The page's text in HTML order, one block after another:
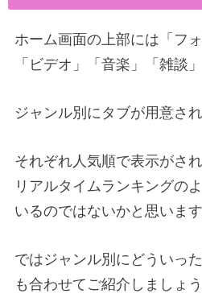
ホーム画面の上部には「フ
「ビデオ」「音楽」「雑談
ジャンル別にタブが用意され
それぞれ人気順で表示がさ
リアルタイムランキングの
いるのではないかと思います
ではジャンル別にどういっ
も合わせてご紹介しましょう